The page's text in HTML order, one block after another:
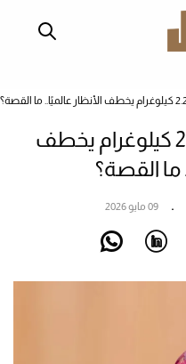
حجر كريم نادر بوزن 2.2 كيلوغرام يخطف
ما القصة؟
09 مايو 2026